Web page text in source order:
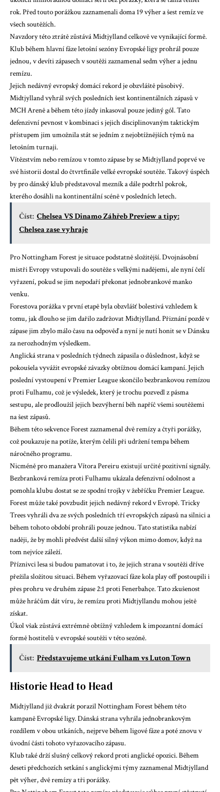
rok. Před touto porážkou zaznamenali doma 19 výher a šest remíz ve
všech soutěžích.
Navzdory této ztrátě zůstává Midtjylland celkově ve vynikající formě.
Klub během hlavní fáze letošní sezóny Evropské ligy prohrál pouze
jednou, v devíti zápasech v soutěži zaznamenal sedm výher a jednu
remízu.
Jejich nedávný evropský domácí rekord je obzvláště působivý.
Midtjylland vyhrál svých posledních šest kontinentálních zápasů v
MCH Areně a během této jízdy inkasoval pouze jediný gól. Tato
defenzivní pevnost v kombinaci s jejich disciplinovaným taktickým
přístupem jim umožnila stát se jedním z nejobtížnějších týmů na
letošním turnaji.
Vítězstvím nebo remízou v tomto zápase by se Midtjylland poprvé ve
své historii dostal do čtvrtfinále velké evropské soutěže. Takový úspěch
by pro dánský klub představoval mezník a dále podtrhl pokrok,
kterého dosáhli na kontinentální scéně v posledních letech.
Číst: Chelsea VS Dinamo Záhřeb Preview a tipy:
Chelsea zase vyhraje
Pro Nottingham Forest je situace podstatně složitější. Dvojnásobní
mistři Evropy vstupovali do soutěže s velkými nadějemi, ale nyní čelí
vyřazení, pokud se jim nepodaří překonat jednobrankové manko
venku.
Forestova porážka v první etapě byla obzvlášť bolestivá vzhledem k
tomu, jak dlouho se jim dařilo zadržovat Midtjylland. Přiznání pozdě v
zápase jim zbylo málo času na odpověď a nyní je nutí honit se v Dánsku
za nerozhodným výsledkem.
Anglická strana v posledních týdnech zápasila o důslednost, když se
pokoušela vyvážit evropské závazky obtížnou domácí kampaní. Jejich
poslední vystoupení v Premier League skončilo bezbrankovou remízou
proti Fulhamu, což je výsledek, který je trochu pozvedl z pásma
sestupu, ale prodloužil jejich bezvýherní běh napříč všemi soutěžemi
na šest zápasů.
Během této sekvence Forest zaznamenal dvě remízy a čtyři porážky,
což poukazuje na potíže, kterým čelili při udržení tempa během
náročného programu.
Nicméně pro manažera Vítora Pereiru existují určité pozitivní signály.
Bezbranková remíza proti Fulhamu ukázala defenzivní odolnost a
pomohla klubu dostat se ze spodní trojky v žebříčku Premier League.
Forest může také povzbudit jejich nedávný rekord v Evropě. Tricky
Trees vyhráli dva ze svých posledních tří evropských zápasů na silnici a
během tohoto období prohráli pouze jednou. Tato statistika nabízí
naději, že by mohli předvést další silný výkon mimo domov, když na
tom nejvíce záleží.
Příznivci lesa si budou pamatovat i to, že jejich strana v soutěži dříve
přežila složitou situaci. Během vyřazovací fáze kola play off postoupili i
přes prohru ve druhém zápase 2:1 proti Fenerbahçe. Tato zkušenost
může hráčům dát víru, že remízu proti Midtjyllandu mohou ještě
získat.
Úkol však zůstává extrémně obtížný vzhledem k impozantní domácí
formě hostitelů v evropské soutěži v této sezóně.
Číst: Představujeme utkání Fulham vs Luton Town
Historie Head to Head
Midtjylland již dvakrát porazil Nottingham Forest během této
kampaně Evropské ligy. Dánská strana vyhrála jednobrankovým
rozdílem v obou utkáních, nejprve během ligové fáze a poté znovu v
úvodní části tohoto vyřazovacího zápasu.
Klub také drží slušný celkový rekord proti anglické opozici. Během
deseti předchozích setkání s anglickými týmy zaznamenal Midtjylland
pět výher, dvě remízy a tři porážky.